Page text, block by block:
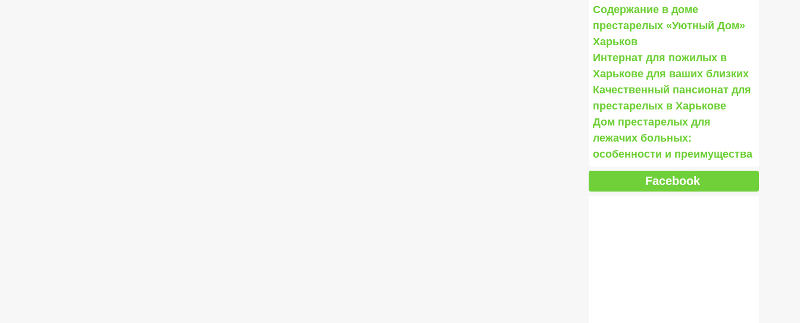
Содержание в доме
престарелых «Уютный Дом»
Харьков
Интернат для пожилых в
Харькове для ваших близких
Качественный пансионат для
престарелых в Харькове
Дом престарелых для
лежачих больных:
особенности и преимущества
Facebook